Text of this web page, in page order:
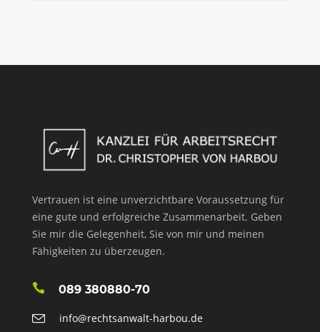
Vertrauen ist eine unverzichtbare Voraussetzung für
eine gute und erfolgreiche Zusammenarbeit. Geben
Sie mir die Gelegenheit, Sie von mir und meinen
Fähigkeiten zu überzeugen.
089 380880-70
info@rechtsanwalt-harbou.de